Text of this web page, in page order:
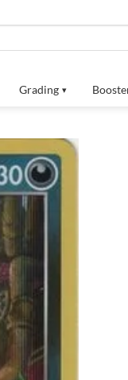
Grading
Tilføj til
ønskeliste